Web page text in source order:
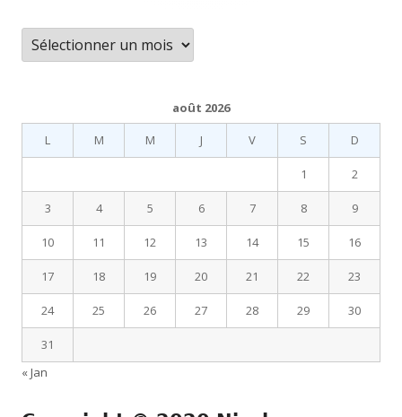
Archives
août 2026
L
M M J V S D
1 2
3 4 5 6 7 8 9
10 11 12 13 14 15 16
17 18 19 20 21 22 23
24 25 26 27 28 29 30
31
« Jan